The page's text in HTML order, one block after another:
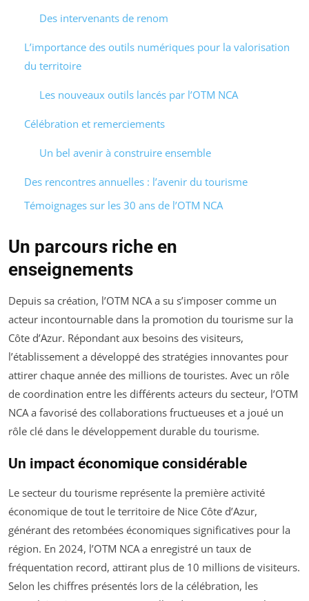
Des intervenants de renom
L’importance des outils numériques pour la valorisation
du territoire
Les nouveaux outils lancés par l’OTM NCA
Célébration et remerciements
Un bel avenir à construire ensemble
Des rencontres annuelles : l’avenir du tourisme
Témoignages sur les 30 ans de l’OTM NCA
Un parcours riche en
enseignements
Depuis sa création, l’OTM NCA a su s’imposer comme un
acteur incontournable dans la promotion du tourisme sur la
Côte d’Azur. Répondant aux besoins des visiteurs,
l’établissement a développé des stratégies innovantes pour
attirer chaque année des millions de touristes. Avec un rôle
de coordination entre les différents acteurs du secteur, l’OTM
NCA a favorisé des collaborations fructueuses et a joué un
rôle clé dans le développement durable du tourisme.
Un impact économique considérable
Le secteur du tourisme représente la première activité
économique de tout le territoire de Nice Côte d’Azur,
générant des retombées économiques significatives pour la
région. En 2024, l’OTM NCA a enregistré un taux de
fréquentation record, attirant plus de 10 millions de visiteurs.
Selon les chiffres présentés lors de la célébration, les